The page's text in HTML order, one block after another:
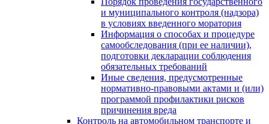
и муниципального контроля (надзора)
в условиях введенного моратория
Информация о способах и процедуре
самообследования (при ее наличии),
подготовки декларации соблюдения
обязательных требований
Иные сведения, предусмотренные
нормативно-правовыми актами и (или)
программой профилактики рисков
причинения вреда
Контроль на автомобильном транспорте и